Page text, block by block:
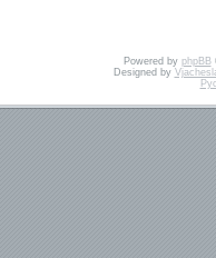
Powered by phpBB
Designed by